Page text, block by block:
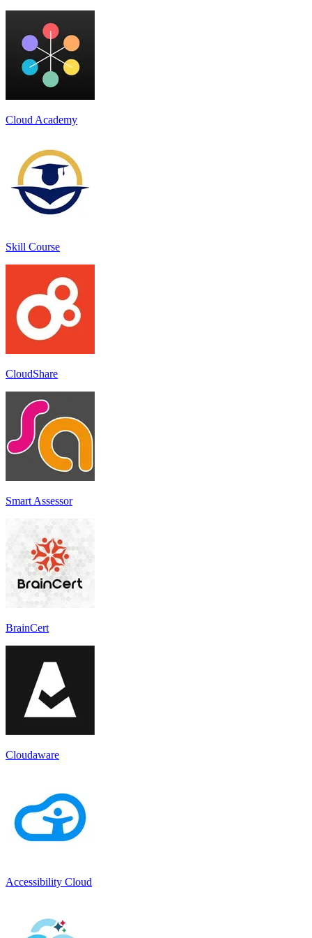
Cloud Academy
Skill Course
CloudShare
Smart Assessor
BrainCert
Cloudaware
Accessibility Cloud